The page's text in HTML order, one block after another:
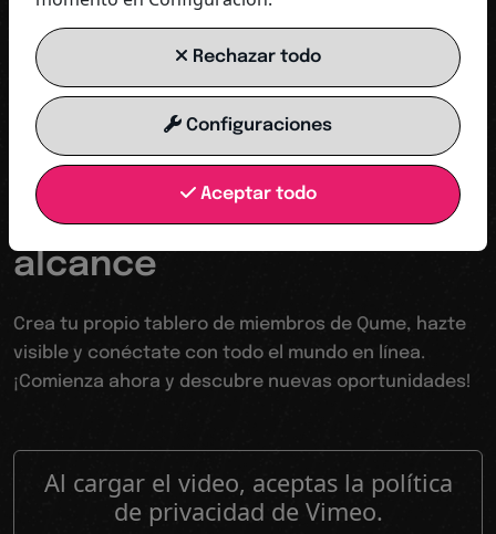
COMENZAR AHORA
Tu trampolín hacia un mundo digital
Hacerse visible aumentar
alcance
Crea tu propio tablero de miembros de Qume, hazte
visible y conéctate con todo el mundo en línea.
¡Comienza ahora y descubre nuevas oportunidades!
Al cargar el video, aceptas la política
de privacidad de Vimeo.
Rechazar todo
Configuraciones
Aceptar todo